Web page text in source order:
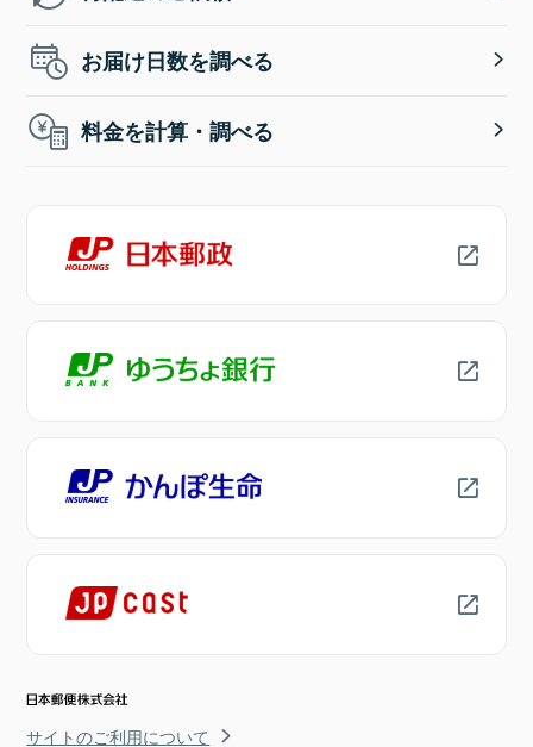
お届け日数を調べる
料金を計算・調べる
サイトのご利用について